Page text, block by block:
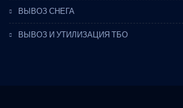
ВЫВОЗ СНЕГА
ВЫВОЗ И УТИЛИЗАЦИЯ ТБО